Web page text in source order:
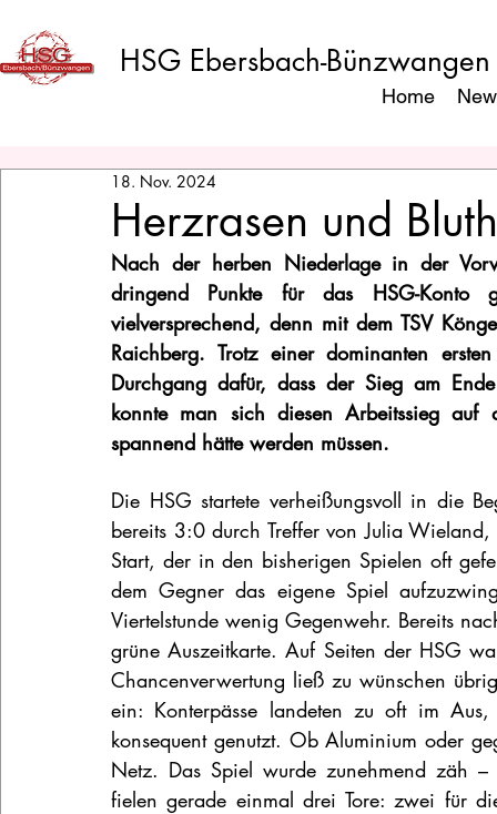
HSG Ebersbach-Bünzwangen
Home
Herzrasen und
18. Nov. 2024
Nach der herben Niederlage in der
dringend Punkte für das HSG-Konto
vielversprechend, denn mit dem TSV
Raichberg. Trotz einer dominanten
Durchgang dafür, dass der Sieg am
konnte man sich diesen Arbeitssieg
spannend hätte werden müssen.
Die HSG startete verheißungsvoll in die
bereits 3:0 durch Treffer von Julia
Start, der in den bisherigen Spielen oft
dem Gegner das eigene Spiel
Viertelstunde wenig Gegenwehr. Bereits
grüne Auszeitkarte. Auf Seiten der HSG
Chancenverwertung ließ zu wünschen
ein: Konterpässe landeten zu oft im
konsequent genutzt. Ob Aluminium oder
Netz. Das Spiel wurde zunehmend zäh
fielen gerade einmal drei Tore: zwei für